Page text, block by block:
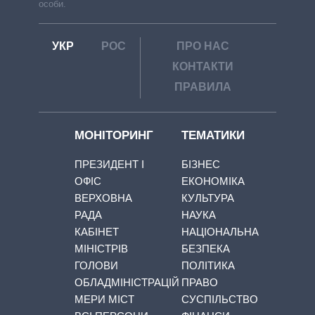
особи.
УКР РОС
ПРО НАС
КОНТАКТИ
ПРАВИЛА
МОНІТОРИНГ
ПРЕЗИДЕНТ І
ОФІС
ВЕРХОВНА
РАДА
КАБІНЕТ
МІНІСТРІВ
ГОЛОВИ
ОБЛАДМІНІСТРАЦІЙ
МЕРИ МІСТ
ТЕМАТИКИ
БІЗНЕС
ЕКОНОМІКА
КУЛЬТУРА
НАУКА
НАЦІОНАЛЬНА
БЕЗПЕКА
ПОЛІТИКА
ПРАВО
СУСПІЛЬСТВО